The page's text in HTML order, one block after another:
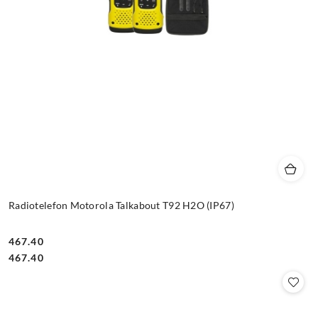
Radiotelefon Motorola Talkabout T92 H2O (IP67)
Cena:
467.40
Cena:
467.40